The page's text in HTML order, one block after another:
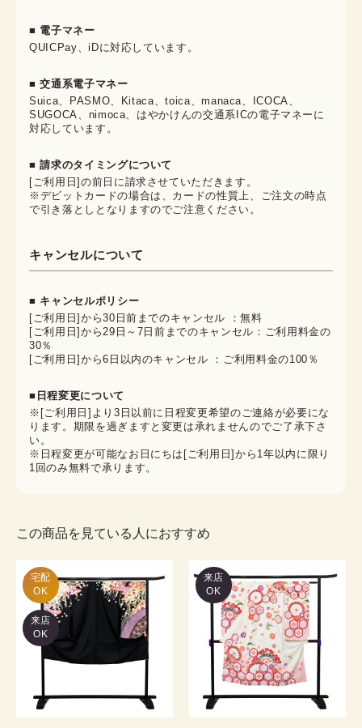
■ 電子マネー
QUICPay、iDに対応しています。
■ 交通系電子マネー
Suica、PASMO、Kitaca、toica、manaca、ICOCA、
SUGOCA、nimoca、はやかけんの交通系ICの電子マネーに
対応しています。
■ 請求のタイミングについて
[ご利用日]の前日に請求させていただきます。
※デビットカードの場合は、カードの性質上、ご注文の時点
で引き落としとなりますのでご注意ください。
キャンセルについて
■ キャンセルポリシー
[ご利用日]から30日前までのキャンセル ：無料
[ご利用日]から29日～7日前までのキャンセル：ご利用料金の
30％
[ご利用日]から6日以内のキャンセル ：ご利用料金の100％
■日程変更について
※[ご利用日]より3日以前に日程変更希望のご連絡が必要にな
ります。期限を過ぎますと変更は承れませんのでご了承下さ
い。
※日程変更が可能なお日にちは[ご利用日]から1年以内に限り
1回のみ無料で承ります。
この商品を見ている人におすすめ
宅配
OK
来店
OK
来店
OK